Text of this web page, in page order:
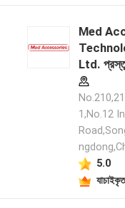
Med
Ltd.
1,No.12
5.0